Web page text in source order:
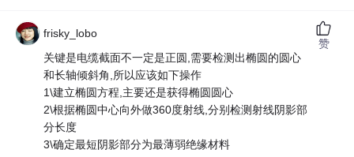
frisky_lobo
关键是电缆截面不一定是正圆,需要检测出椭圆的圆心
和长轴倾斜角,所以应该如下操作
1\建立椭圆方程,主要还是获得椭圆圆心
2\根据椭圆中心向外做360度射线,分别检测射线阴影部
分长度
3\确定最短阴影部分为最薄弱绝缘材料
赞